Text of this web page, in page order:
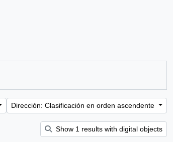
Dirección: Clasificación en orden ascendente
Show 1 results with digital objects